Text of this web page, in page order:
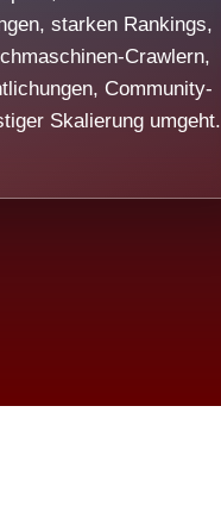
starken Rankings,
Crawlern,
Community-
Skalierung umgeht.